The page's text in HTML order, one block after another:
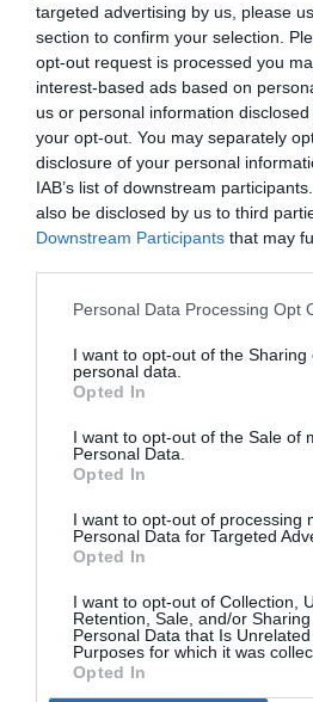
targeted advertising by us, please
section to confirm your selection.
opt-out request is processed you
interest-based ads based on
us or personal information
your opt-out. You may separately
disclosure of your personal
IAB’s list of downstream
also be disclosed by us to third
Downstream Participants that may
Personal Data Processing Opt
I want to opt-out of the Sharing
personal data.
Opted In
I want to opt-out of the Sale of
Personal Data.
Opted In
I want to opt-out of processing
Personal Data for Targeted
Opted In
I want to opt-out of Collection,
Retention, Sale, and/or
Personal Data that Is
Purposes for which it was
Opted In
ByMcteam
ADVERTISEMENT - CONTINUE